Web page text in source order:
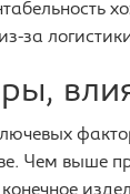
за
Чем выше